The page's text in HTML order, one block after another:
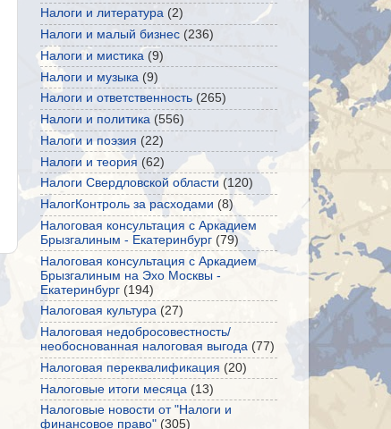
Налоги и литература (2)
Налоги и малый бизнес (236)
Налоги и мистика (9)
Налоги и музыка (9)
Налоги и ответственность (265)
Налоги и политика (556)
Налоги и поэзия (22)
Налоги и теория (62)
Налоги Свердловской области (120)
НалогКонтроль за расходами (8)
Налоговая консультация с Аркадием
Брызгалиным - Екатеринбург (79)
Налоговая консультация с Аркадием
Брызгалиным на Эхо Москвы -
Екатеринбург (194)
Налоговая культура (27)
Налоговая недобросовестность/
необоснованная налоговая выгода (77)
Налоговая переквалификация (20)
Налоговые итоги месяца (13)
Налоговые новости от "Налоги и
финансовое право" (305)